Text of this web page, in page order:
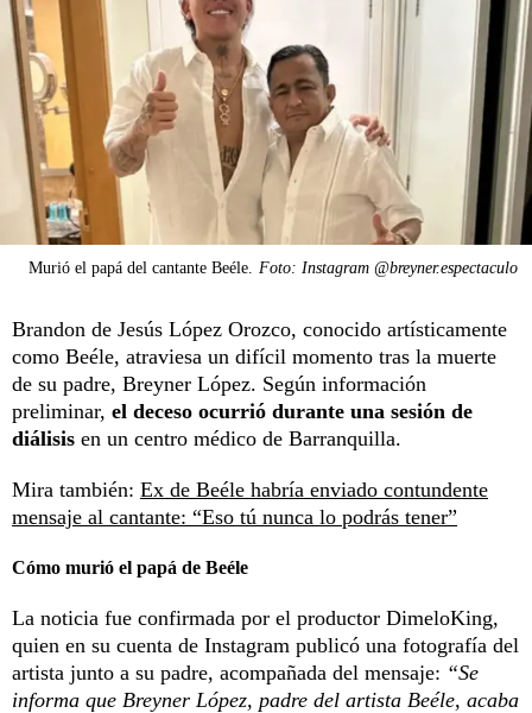
Murió el papá del cantante Beéle. Foto: Instagram @breyner.espectaculo
Brandon de Jesús López Orozco, conocido artísticamente
como Beéle, atraviesa un difícil momento tras la muerte
de su padre, Breyner López. Según información
preliminar, el deceso ocurrió durante una sesión de
diálisis en un centro médico de Barranquilla.
Mira también: Ex de Beéle habría enviado contundente
mensaje al cantante: “Eso tú nunca lo podrás tener”
Cómo murió el papá de Beéle
La noticia fue confirmada por el productor DimeloKing,
quien en su cuenta de Instagram publicó una fotografía del
artista junto a su padre, acompañada del mensaje: “Se
informa que Breyner López, padre del artista Beéle, acaba